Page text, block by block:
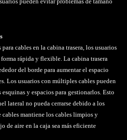
cables en la cabina trasera, los usuarios
rápida y flexible. La cabina trasera
del borde para aumentar el espacio
Los usuarios con múltiples cables pueden
esquinas y espacios para gestionarlos. Esto
lateral no pueda cerrarse debido a los
cables mantiene los cables limpios y
de aire en la caja sea más eficiente